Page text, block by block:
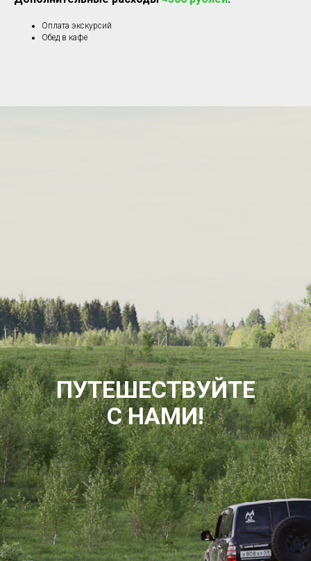
Оплата экскурсий
Обед в кафе
ПУТЕШЕСТВУЙТЕ
С НАМИ!